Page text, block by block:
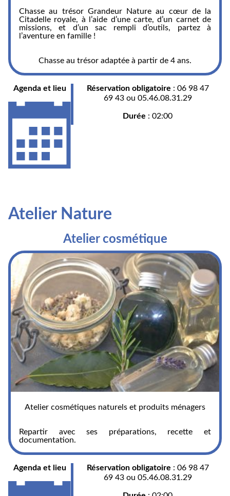
Chasse au trésor Grandeur Nature au cœur de la
Citadelle royale, à l’aide d’une carte, d’un carnet de
missions, et d’un sac rempli d’outils, partez à
l’aventure en famille !
Chasse au trésor adaptée à partir de 4 ans.
Agenda et lieu Réservation obligatoire : 06 98 47
69 43 ou 05.46.08.31.29
Durée : 02:00
Atelier Nature
Atelier cosmétique
Atelier cosmétiques naturels et produits ménagers
Repartir avec ses préparations, recette et
documentation.
Agenda et lieu Réservation obligatoire : 06 98 47
69 43 ou 05.46.08.31.29